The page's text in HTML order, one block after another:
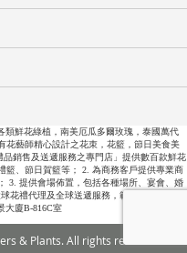
類鮮花綠植，南美厄瓜多爾玫瑰，泰國萬代
花藝師精心設計之花朿，花籃，節日美食美
銷售及送遞服務之專門店」提供數百款鮮花
籃、節日賀籃等； 2. 為商務客戶提供專業商
3. 提供會場佈置，包括各種場所、宴會、婚
花禮代理及全球送遞服務，範圍包括全中國
大廈B-816C室
& Plants. All rights reserved.